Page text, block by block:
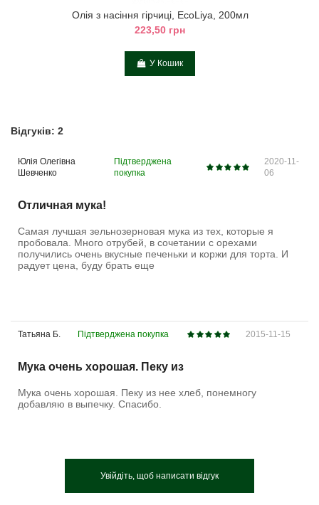
Олія з насіння гірчиці, EcoLiya, 200мл
223,50 грн
У Кошик
Відгуків: 2
Юлія Олегівна
Шевченко
Підтверджена
покупка
2020-11-
06
Отличная мука!
Самая лучшая зельнозерновая мука из тех, которые я
пробовала. Много отрубей, в сочетании с орехами
получились очень вкусные печеньки и коржи для торта. И
радует цена, буду брать еще
Татьяна Б. Підтверджена покупка 2015-11-15
Мука очень хорошая. Пеку из
Мука очень хорошая. Пеку из нее хлеб, понемногу
добавляю в выпечку. Спасибо.
Увійдіть, щоб написати відгук